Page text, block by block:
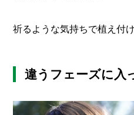
祈るような気持ちで植え付
違うフェーズに入